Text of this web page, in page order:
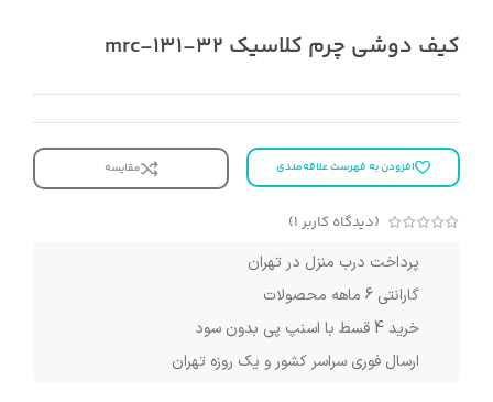
کیف دوشی چرم کلاسیک mrc-131-32
افزودن به فهرست علاقه‌مندی مقایسه
(دیدگاه کاربر 1
)
پرداخت درب منزل در تهران
گارانتی 6 ماهه محصولات
خرید 4 قسط با اسنپ پی بدون سود
ارسال فوری سراسر کشور و یک روزه تهران